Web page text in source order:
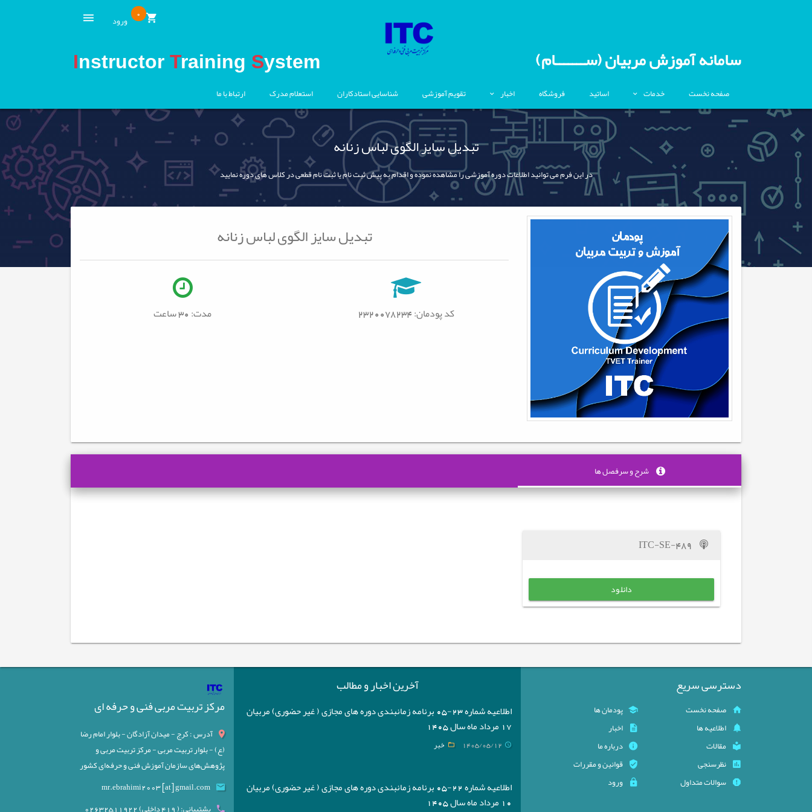
0 ورود
سامانه آموزش مربیان (ســـــــام) Instructor Training System
صفحه نخست خدمات اساتید فروشگاه اخبار تقویم آموزشی شناسایی استادکاران استعلام مدرک ارتباط با ما
تبدیل سایز الگوی لباس زنانه
در این فرم می توانید اطلاعات دوره آموزشی را مشاهده نموده و اقدام به پیش ثبت نام یا ثبت نام قطعی در کلاس های دوره نمایید
تبدیل سایز الگوی لباس زنانه
کد پودمان: 2320078234 مدت: 30 ساعت
شرح و سرفصل ها
دانلود
دسترسی سریع
صفحه نخست
پودمان ها
اطلاعیه ها
اخبار
مقالات
درباره ما
نظرسنجی
قوانین و مقررات
سوالات متداول
ورود
آخرین اخبار و مطالب
اطلاعیه شماره 23-05 برنامه زمانبندی دوره های مجازی ( غیر حضوری) مربیان
17 مرداد ماه سال 1405
1405/05/12 خبر
اطلاعیه شماره 22-05 برنامه زمانبندی دوره های مجازی ( غیر حضوری) مربیان
10 مرداد ماه سال 1405
مرکز تربیت مربی فنی و حرفه ای
آدرس : کرج - میدان آزادگان - بلوار امام رضا
(ع) - بلوار تربیت مربی - مرکز تربیت مربی و
پژوهش‌های سازمان آموزش فنی و حرفه‌ای کشور
mr.ebrahimi2003 [at] gmail.com